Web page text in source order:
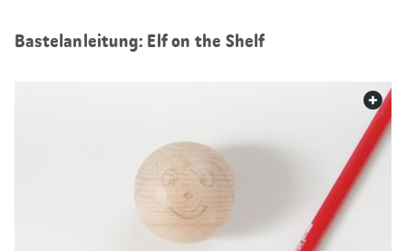
Bastelanleitung: Elf on the Shelf